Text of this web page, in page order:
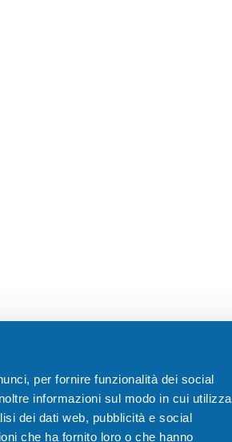
per fornire funzionalità dei social
informazioni sul modo in cui utilizza
dei dati web, pubblicità e social
che ha fornito loro o che hanno